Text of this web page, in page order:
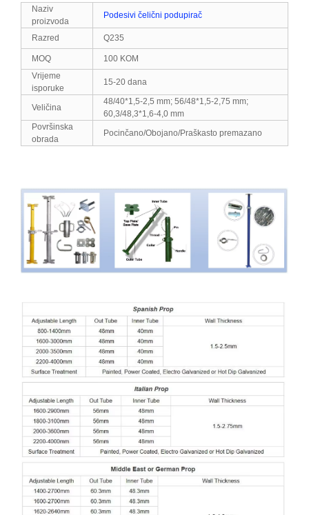
Naziv
proizvoda
Podesivi čelični podupirač
Razred Q235
MOQ
100 KOM
Vrijeme
isporuke
15-20 dana
Veličina
48/40*1,5-2,5 mm; 56/48*1,5-2,75 mm;
60,3/48,3*1,6-4,0 mm
Površinska
obrada
Pocinčano/Obojano/Praškasto premazano